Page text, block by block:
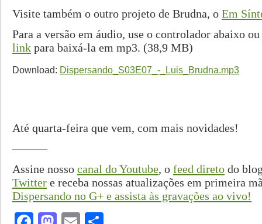
Visite também o outro projeto de Brudna, o Em
Para a versão em áudio, use o controlador abaixo ou
link para baixá-la em mp3. (38,9 MB)
Download: Dispersando_S03E07_-_Luis_Brudna.mp3
Até quarta-feira que vem, com mais novidades!
———
Assine nosso canal do Youtube, o feed direto do
Twitter e receba nossas atualizações em primeira
Dispersando no G+ e assista às gravações ao vivo!